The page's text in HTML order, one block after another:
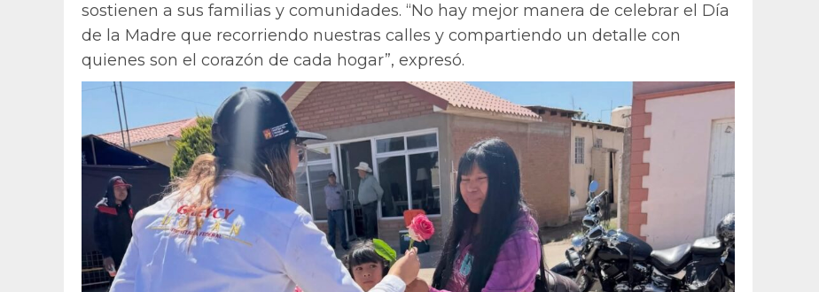
sostienen a sus familias y comunidades. “No hay mejor manera de celebrar el Día
de la Madre que recorriendo nuestras calles y compartiendo un detalle con
quienes son el corazón de cada hogar”, expresó.